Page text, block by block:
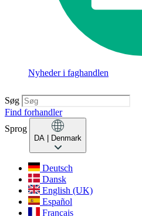
Nyheder i faghandlen
Søg
Find forhandler
Sprog
DA | Denmark
Deutsch
Dansk
English (UK)
Español
Français